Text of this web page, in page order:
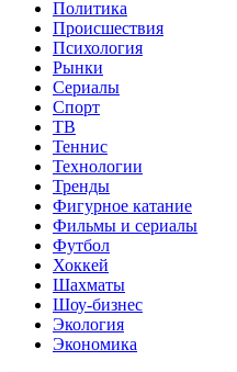
Политика
Происшествия
Психология
Рынки
Сериалы
Спорт
ТВ
Теннис
Технологии
Тренды
Фигурное катание
Фильмы и сериалы
Футбол
Хоккей
Шахматы
Шоу-бизнес
Экология
Экономика